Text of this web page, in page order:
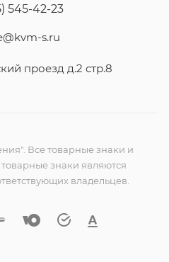
545-42-23
s.ru
проезд д.2 стр.8
Все товарные знаки и
знаки являются
владельцев.